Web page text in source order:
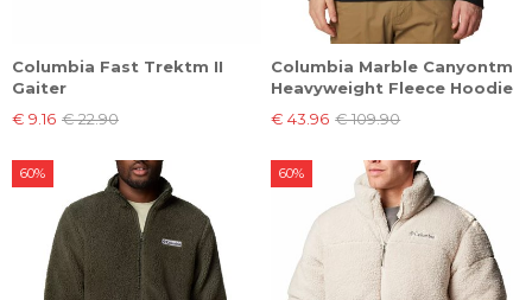
Columbia Fast Trektm II
Gaiter
€ 9.16 € 22.90
Columbia Marble Canyontm
Heavyweight Fleece Hoodie
€ 43.96 € 109.90
60% 60%